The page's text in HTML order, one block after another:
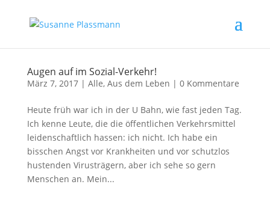
Augen auf im Sozial-Verkehr!
März 7, 2017| Alle, Aus dem Leben | 0 Kommentare
Heute früh war ich in der U Bahn, wie fast jeden Tag.
Ich kenne Leute, die die öffentlichen Verkehrsmittel
leidenschaftlich hassen: ich nicht. Ich habe ein
bisschen Angst vor Krankheiten und vor schutzlos
hustenden Virusträgern, aber ich sehe so gern
Menschen an. Mein...